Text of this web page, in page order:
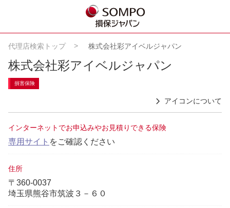
代理店検索トップ 株式会社彩アイベルジャパン
株式会社彩アイベルジャパン
損害保険
アイコンについて
インターネットでお申込みやお見積りできる保険
専用サイト をご確認ください
住所
〒360-0037
埼玉県熊谷市筑波３－６０